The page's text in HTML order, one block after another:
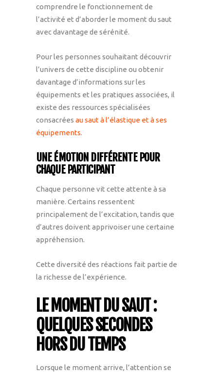
comprendre le fonctionnement de
l’activité et d’aborder le moment du saut
avec davantage de sérénité.
Pour les personnes souhaitant découvrir
l’univers de cette discipline ou obtenir
davantage d’informations sur les
équipements et les pratiques associées, il
existe des ressources spécialisées
consacrées au saut à l’élastique et à ses
équipements.
UNE ÉMOTION DIFFÉRENTE POUR
CHAQUE PARTICIPANT
Chaque personne vit cette attente à sa
manière. Certains ressentent
principalement de l’excitation, tandis que
d’autres doivent apprivoiser une certaine
appréhension.
Cette diversité des réactions fait partie de
la richesse de l’expérience.
LE MOMENT DU SAUT :
QUELQUES SECONDES
HORS DU TEMPS
Lorsque le moment arrive, l’attention se